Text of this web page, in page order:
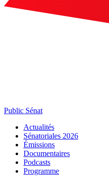
Public Sénat
Actualités
Sénatoriales 2026
Émissions
Documentaires
Podcasts
Programme